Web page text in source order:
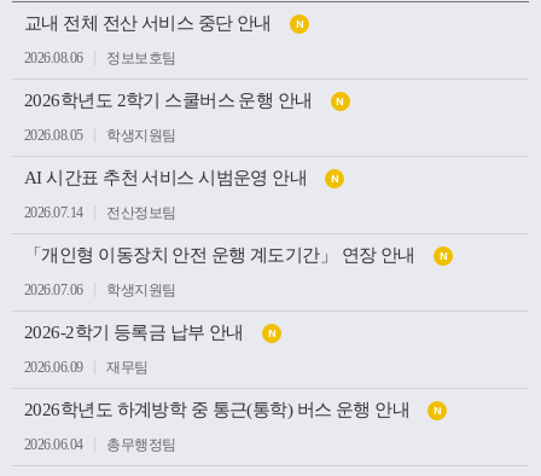
인재를 양성해 온 우리 대학의 교육 방향을 공유하고, 교구
와 대학이 미래 발전을 위해 지속적으로 협력하는 뜻깊은
계기가 되었다.
지
식
목
록
교내 전체 전산 서비스 중단 안내 N
2026.08.06 정보보호팀
2026학년도 2학기 스쿨버스 운행 안내 N
2026.08.05 학생지원팀
AI 시간표 추천 서비스 시범운영 안내 N
2026.07.14 전산정보팀
「개인형 이동장치 안전 운행 계도기간」 연장 안내 N
2026.07.06 학생지원팀
2026-2학기 등록금 납부 안내 N
2026.06.09 재무팀
2026학년도 하계방학 중 통근(통학) 버스 운행 안내 N
2026.06.04 총무행정팀